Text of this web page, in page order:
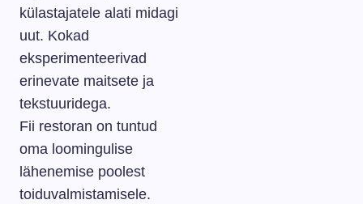
külastajatele alati midagi
uut. Kokad
eksperimenteerivad
erinevate maitsete ja
tekstuuridega.
Fii restoran on tuntud
oma loomingulise
lähenemise poolest
toiduvalmistamisele.